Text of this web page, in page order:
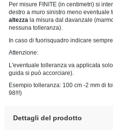
Per misure FINITE (in centimetri) si
destro a muro sinistro meno eventuale
altezza la misura dal davanzale
nessuna tolleranza).
In caso di fuorisquadro indicare
Attenzione:
L'eventuale tolleranza va applicata
guida si può accorciare).
Esempio tolleranza: 100 cm -2 mm di
98!!!)
Dettagli del prodotto